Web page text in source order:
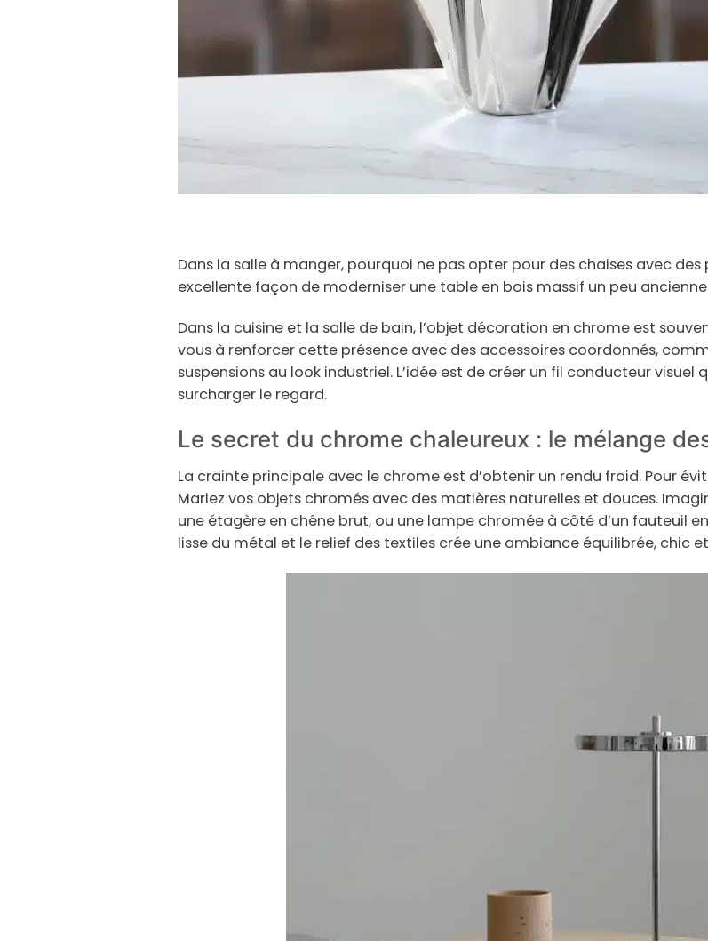
Dans la salle à manger, pourquoi ne pas opter pour des chaises avec des
excellente façon de moderniser une table en bois massif un peu
Dans la cuisine et la salle de bain, l’objet décoration en chrome est
vous à renforcer cette présence avec des accessoires coordonnés,
suspensions au look industriel. L’idée est de créer un fil conducteur visuel
surcharger le regard.
Le secret du chrome chaleureux : le mélange
La crainte principale avec le chrome est d’obtenir un rendu froid. Pour
Mariez vos objets chromés avec des matières naturelles et douces.
une étagère en chêne brut, ou une lampe chromée à côté d’un fauteuil
lisse du métal et le relief des textiles crée une ambiance équilibrée, chic